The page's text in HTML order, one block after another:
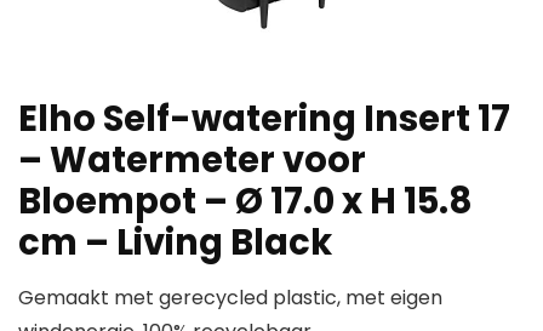
Elho Self-watering Insert 17
– Watermeter voor
Bloempot – Ø 17.0 x H 15.8
cm – Living Black
Gemaakt met gerecycled plastic, met eigen